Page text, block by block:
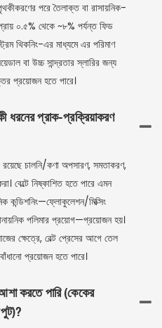
পরে তৈলাক্ত বা রাসায়নিক-
০.৫% থেকে ~৮% পর্যন্ত ফিড
থিকনিং-এর মাধ্যমে এর পরিমাণ
বা উচ্চ সান্দ্রতার স্লারির জন্য
প্রয়োজন হতে পারে।
ধরনের প্রাক-প্রক্রিয়াকরণ
চালনি/কণা অপসারণ, সমতাকরণ,
বেল্টে নিষ্কাশিত হতে পারে এমন
কন্ডিশনিং—ফ্লোকুলেশন/মিক্সিং
পলিমার প্রয়োগ—প্রয়োজন হয়।
ক্ষেত্রে, বেল্ট প্রেসের আগে তেল
প্রয়োজন হতে পারে।
করতে পারি (কেকের